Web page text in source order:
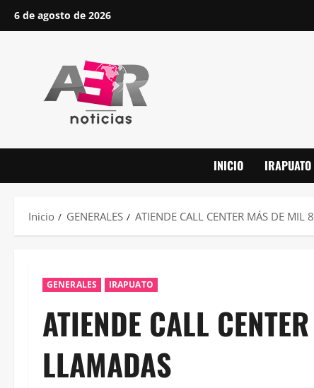
Saltar6 de agosto de 2026
INICIO IRAPUATO
Inicio GENERALES ATIENDE CALL CENTER MÁS DE MIL
GENERALES IRAPUATO
ATIENDE CALL
LLAMADAS